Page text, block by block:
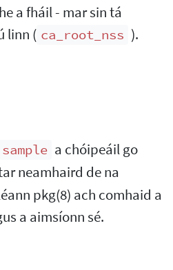
a fháil - mar sin tá
linn ( ca_root_nss ).
a chóipeáil go
neamhaird de na
pkg(8) ach comhaid a
a aimsíonn sé.